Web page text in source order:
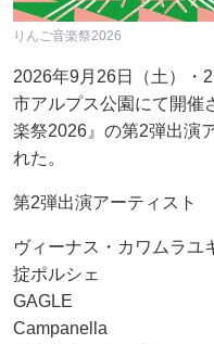
りんご音楽祭2026
2026年9月26日（土）・
市アルプス公園にて開催
楽祭2026』の第2弾出演
れた。
第2弾出演アーティスト
ヴィーナス・カワムラユ
掟ポルシェ
GAGLE
Campanella